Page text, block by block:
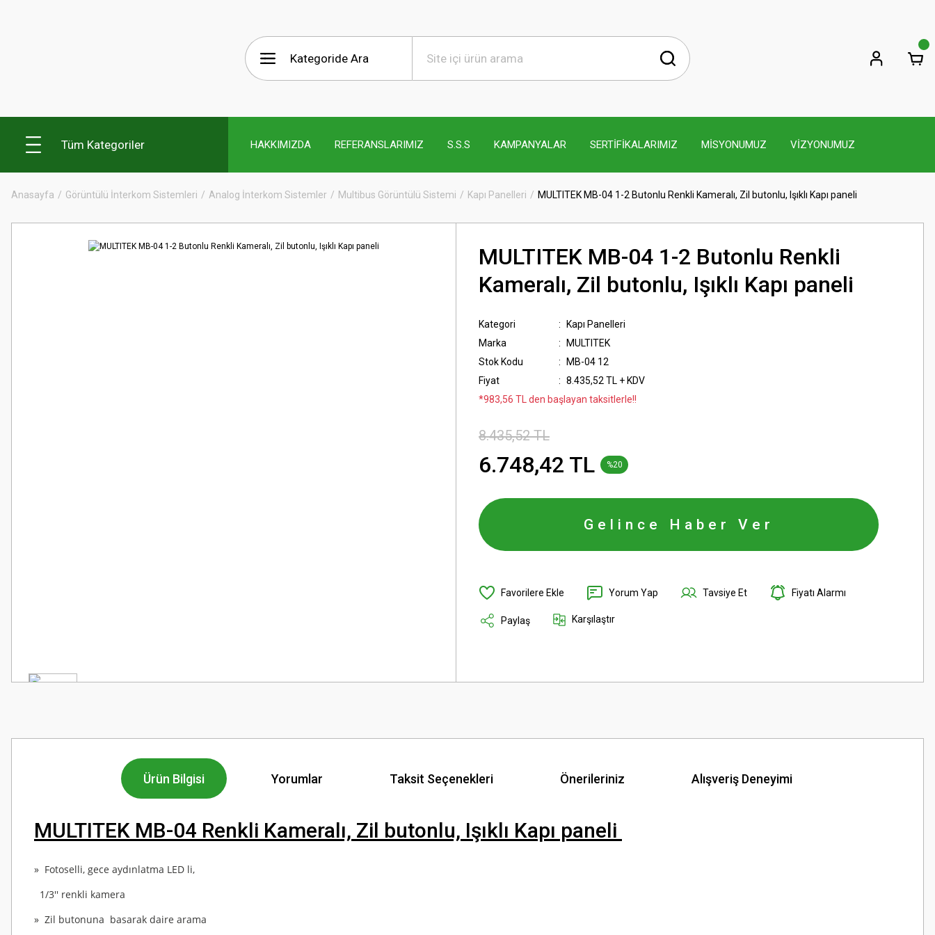
Tüm Kategoriler HAKKIMIZDA REFERANSLARIMIZ S.S.S KAMPANYALAR SERTİFİKALARIMIZ MİSYONUMUZ VİZYONUMUZ
Anasayfa Görüntülü İnterkom Sistemleri Analog İnterkom Sistemler Multibus Görüntülü Sistemi Kapı Panelleri MULTITEK MB-04 1-2 Butonlu Renkli Kameralı, Zil butonlu, Işıklı Kapı paneli
MULTITEK MB-04 1-2 Butonlu Renkli
Kameralı, Zil butonlu, Işıklı Kapı paneli
Kategori
Kapı Panelleri
Marka
MULTITEK
Stok Kodu
MB-04 12
Fiyat
8.435,52 TL + KDV
*983,56 TL den başlayan taksitlerle!!
8.435,52 TL
6.748,42 TL %20
Gelince Haber Ver
Yorum Yap Tavsiye Et Fiyatı Alarmı
Paylaş Karşılaştır
Ürün Bilgisi Yorumlar Taksit Seçenekleri Önerileriniz Alışveriş Deneyimi
MULTITEK MB-04 Renkli Kameralı, Zil butonlu, Işıklı Kapı paneli
» Fotoselli, gece aydınlatma LED li,
1/3'' renkli kamera
» Zil butonuna basarak daire arama